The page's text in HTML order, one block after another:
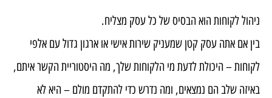
ניהול לקוחות הוא הבסיס של כל עסק מצליח.
בין אם אתה עסק קטן שמעניק שירות אישי או ארגון גדול עם אלפי
לקוחות – היכולת לדעת מי הלקוחות שלך, מה היסטוריית הקשר איתם,
באיזה שלב הם נמצאים, ומה נדרש כדי להתקדם מולם – היא לא